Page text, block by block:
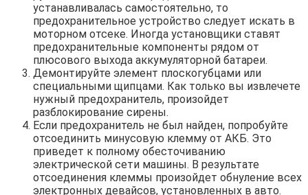
устанавливалась самостоятельно, то
предохранительное устройство следует искать в
моторном отсеке. Иногда установщики ставят
предохранительные компоненты рядом от
плюсового выхода аккумуляторной батареи.
Демонтируйте элемент плоскогубцами или
специальными щипцами. Как только вы извлечете
нужный предохранитель, произойдет
разблокирование сирены.
Если предохранитель не был найден, попробуйте
отсоединить минусовую клемму от АКБ. Это
приведет к полному обесточиванию
электрической сети машины. В результате
отсоединения клеммы произойдет обнуление всех
электронных девайсов, установленных в авто.